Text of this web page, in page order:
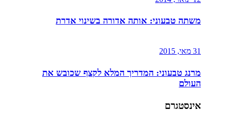
משתה טבעוני: אותה אדורה בשינוי אדרת
31 מאי, 2015
מרנג טבעוני: המדריך המלא לקצף שכובש את
העולם
אינסטגרם